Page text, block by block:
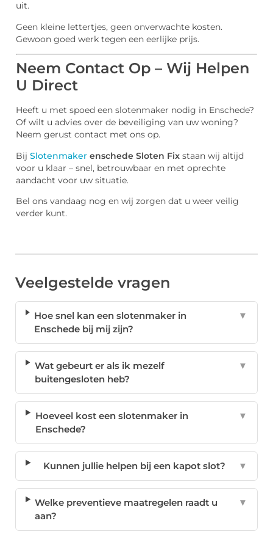
uit.
Geen kleine lettertjes, geen onverwachte kosten.
Gewoon goed werk tegen een eerlijke prijs.
Neem Contact Op – Wij Helpen
U Direct
Heeft u met spoed een slotenmaker nodig in Enschede?
Of wilt u advies over de beveiliging van uw woning?
Neem gerust contact met ons op.
Bij Slotenmaker enschede Sloten Fix staan wij altijd
voor u klaar – snel, betrouwbaar en met oprechte
aandacht voor uw situatie.
Bel ons vandaag nog en wij zorgen dat u weer veilig
verder kunt.
Veelgestelde vragen
Hoe snel kan een slotenmaker in
Enschede bij mij zijn?
▼
Wat gebeurt er als ik mezelf
buitengesloten heb?
▼
Hoeveel kost een slotenmaker in
Enschede?
▼
Kunnen jullie helpen bij een kapot slot? ▼
Welke preventieve maatregelen raadt u
aan?
▼